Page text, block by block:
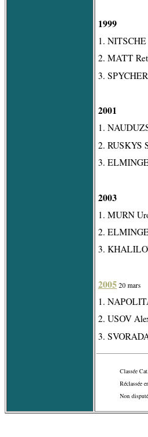
1999
1. NITSCHE
2. MATT
3.
2001
1.
2. RUSKYS
3.
2003
1. MURN
2.
3.
2005 20 mars
1.
2. USOV
3.
Classée
Réclassée
Non